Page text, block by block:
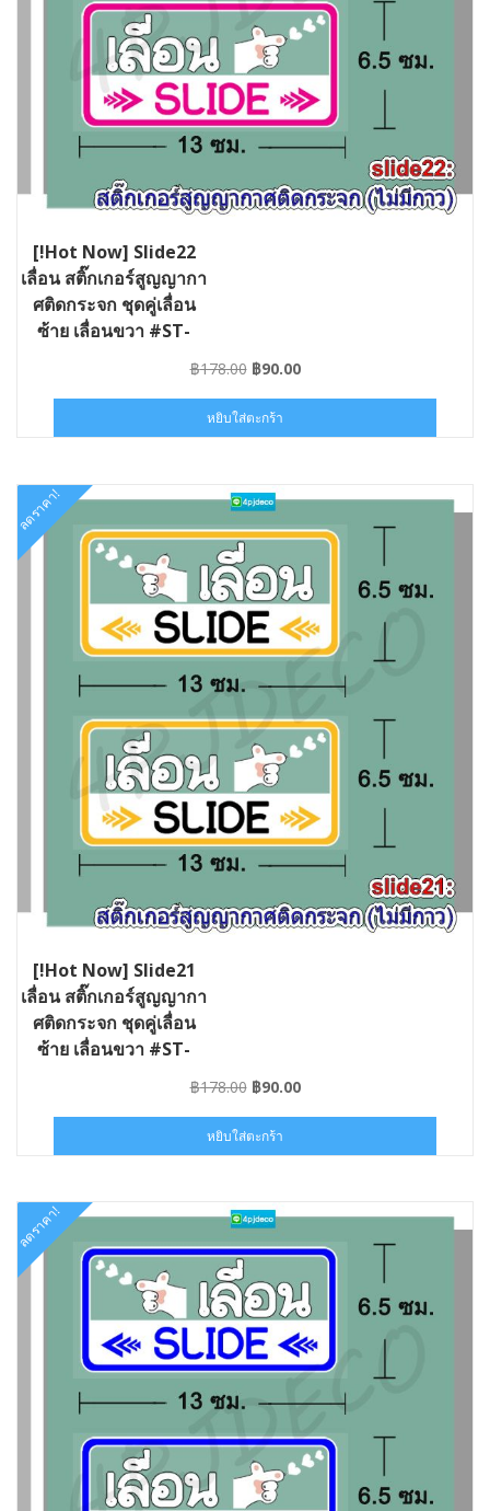
[!Hot Now] Slide22
เลื่อน สติ๊กเกอร์สูญญากา
ศติดกระจก ชุดคู่เลื่อน
ซ้าย เลื่อนขวา #ST-
฿178.00 Original
was:
฿178.00.
฿90.00Current
฿90.00.
หยิบใส่ตะกร้า
ลดราคา!
[!Hot Now] Slide21
เลื่อน สติ๊กเกอร์สูญญากา
ศติดกระจก ชุดคู่เลื่อน
ซ้าย เลื่อนขวา #ST-
฿178.00 Original
was:
฿178.00.
฿90.00Current
฿90.00.
หยิบใส่ตะกร้า
ลดราคา!